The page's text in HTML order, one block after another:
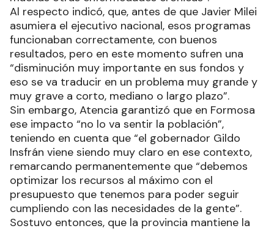
Al respecto indicó, que, antes de que Javier Milei
asumiera el ejecutivo nacional, esos programas
funcionaban correctamente, con buenos
resultados, pero en este momento sufren una
“disminución muy importante en sus fondos y
eso se va traducir en un problema muy grande y
muy grave a corto, mediano o largo plazo”.
Sin embargo, Atencia garantizó que en Formosa
ese impacto “no lo va sentir la población”,
teniendo en cuenta que “el gobernador Gildo
Insfrán viene siendo muy claro en ese contexto,
remarcando permanentemente que “debemos
optimizar los recursos al máximo con el
presupuesto que tenemos para poder seguir
cumpliendo con las necesidades de la gente”.
Sostuvo entonces, que la provincia mantiene la